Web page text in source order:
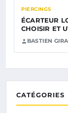
PIERCINGS
ÉCARTEUR
CHOISIR ET
BASTIEN
CATÉGORIES